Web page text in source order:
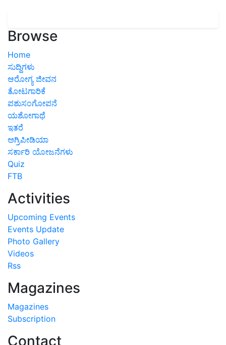
Browse
Home
ಸುದ್ದಿಗಳು
ಆರೋಗ್ಯ ಜೀವನ
ತೋಟಗಾರಿಕೆ
ಪಶುಸಂಗೋಪನೆ
ಯಶೋಗಾಥೆ
ಇತರೆ
ಅಗ್ರಿಪೀಡಿಯಾ
ಸರ್ಕಾರಿ ಯೋಜನೆಗಳು
Quiz
FTB
Activities
Upcoming Events
Events Update
Photo Gallery
Videos
Rss
Magazines
Magazines
Subscription
Contact